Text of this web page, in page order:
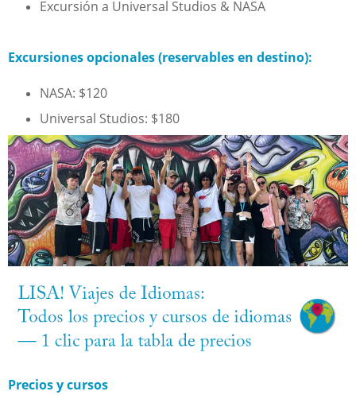
Excursión a Universal Studios & NASA
Excursiones opcionales (reservables en destino):
NASA: $120
Universal Studios: $180
Precios y cursos